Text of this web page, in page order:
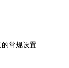
的常规设置